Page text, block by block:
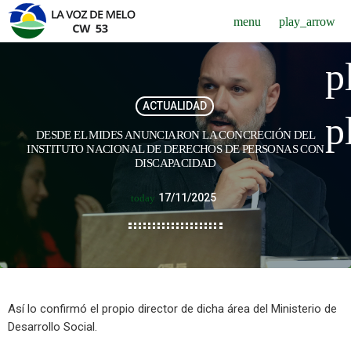
menu play_arrow
ACTUALIDAD
DESDE EL MIDES ANUNCIARON LA CONCRECIÓN DEL
INSTITUTO NACIONAL DE DERECHOS DE PERSONAS CON
DISCAPACIDAD
today 17/11/2025
Así lo confirmó el propio director de dicha área del Ministerio de
Desarrollo Social.